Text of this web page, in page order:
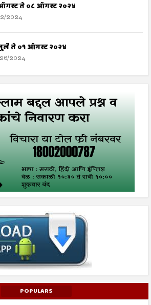
ते ०८ ऑगस्ट २०२४
2024
ते ०१ ऑगस्ट २०२४
2024
POPULARS